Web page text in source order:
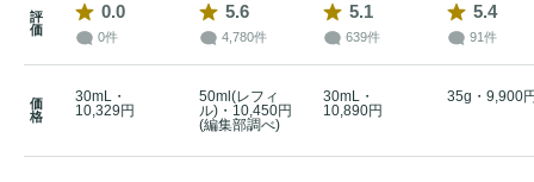
評
価
0.0
0件
5.6
4,780件
5.1
639件
5.4
91件
価
格
30mL・
10,329円
50ml(レフィ
ル)・10,450円
(編集部調べ)
30mL・
10,890円
35g・9,900